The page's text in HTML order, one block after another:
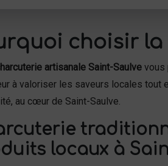
choisir
artisanale Saint-Saulve vous
à valoriser les saveurs locales
au cœur de Saint-Saulve.
locaux à